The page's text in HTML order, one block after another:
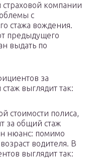
компании
с
стажа вождения.
предыдущего
выдать по
за
выглядит так:
стоимости полиса,
за общий стаж
нюанс: помимо
водителя. В
выглядит так: